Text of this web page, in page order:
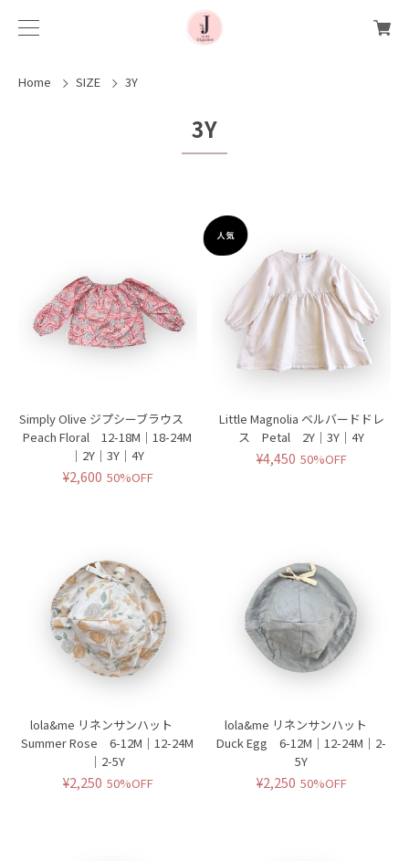
Home SIZE 3Y
3Y
Simply Olive ジプシーブラウス
Peach Floral 12-18M｜18-24M
｜2Y｜3Y｜4Y
¥2,600 50%OFF
Little Magnolia ベルバードドレ
ス Petal 2Y｜3Y｜4Y
¥4,450 50%OFF
lola&me リネンサンハット
Summer Rose 6-12M｜12-24M
｜2-5Y
¥2,250 50%OFF
lola&me リネンサンハット
Duck Egg 6-12M｜12-24M｜2-
5Y
¥2,250 50%OFF